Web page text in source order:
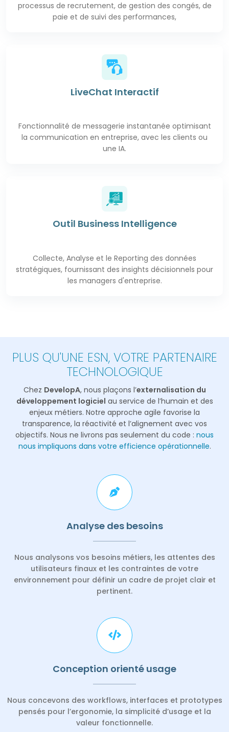
processus de recrutement, de gestion des congés, de
paie et de suivi des performances,
LiveChat Interactif
Fonctionnalité de messagerie instantanée optimisant
la communication en entreprise, avec les clients ou
une IA.
Outil Business Intelligence
Collecte, Analyse et le Reporting des données
stratégiques, fournissant des insights décisionnels pour
les managers d'entreprise.
PLUS QU'UNE ESN, VOTRE PARTENAIRE
TECHNOLOGIQUE
Chez DevelopA, nous plaçons l’externalisation du
développement logiciel au service de l’humain et des
enjeux métiers. Notre approche agile favorise la
transparence, la réactivité et l’alignement avec vos
objectifs. Nous ne livrons pas seulement du code : nous
nous impliquons dans votre efficience opérationnelle.
Analyse des besoins
Nous analysons vos besoins métiers, les attentes des
utilisateurs finaux et les contraintes de votre
environnement pour définir un cadre de projet clair et
pertinent.
Conception orienté usage
Nous concevons des workflows, interfaces et prototypes
pensés pour l’ergonomie, la simplicité d’usageet la
valeur fonctionnelle.